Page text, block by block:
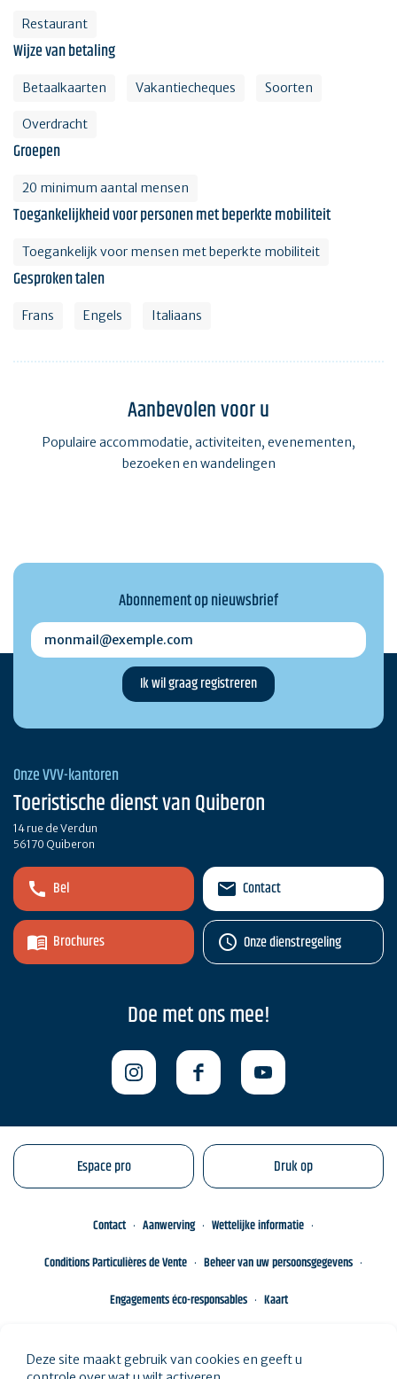
Restaurant
Wijze van betaling
Betaalkaarten Vakantiecheques Soorten
Overdracht
Groepen
20 minimum aantal mensen
Toegankelijkheid voor personen met beperkte mobiliteit
Toegankelijk voor mensen met beperkte mobiliteit
Gesproken talen
Frans Engels Italiaans
Aanbevolen voor u
Populaire accommodatie, activiteiten, evenementen,
bezoeken en wandelingen
Abonnement op nieuwsbrief
monmail@exemple.com
Onze VVV-kantoren
Toeristische dienst van Quiberon
14 rue de Verdun
56170 Quiberon
Bel
Brochures
Contact
Onze dienstregeling
Doe met ons mee!
Espace pro Druk op
Contact Aanwerving
Wettelijke informatie
Conditions Particulières de Vente
Beheer van uw persoonsgegevens
Engagements éco-responsables
Kaart
Deze site maakt gebruik van cookies en geeft u